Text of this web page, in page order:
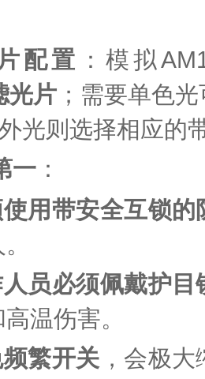
配置 ：模拟
光片 ；需要单色
光则选择相应的
一 ：
用带安全互锁的
员必须佩戴护目
温伤害。
繁开关 ，会极